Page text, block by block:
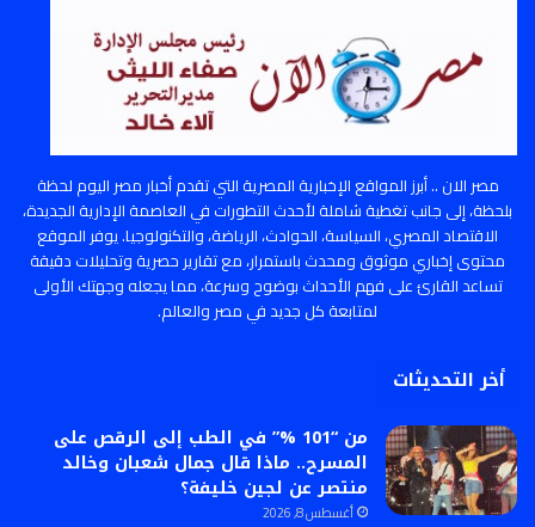
مصر الان .. أبرز المواقع الإخبارية المصرية التي تقدم أخبار مصر اليوم لحظة
بلحظة، إلى جانب تغطية شاملة لأحدث التطورات في العاصمة الإدارية الجديدة،
الاقتصاد المصري، السياسة، الحوادث، الرياضة، والتكنولوجيا. يوفر الموقع
محتوى إخباري موثوق ومحدث باستمرار، مع تقارير حصرية وتحليلات دقيقة
تساعد القارئ على فهم الأحداث بوضوح وسرعة، مما يجعله وجهتك الأولى
لمتابعة كل جديد في مصر والعالم.
أخر التحديثات
من “101 %” في الطب إلى الرقص على
المسرح.. ماذا قال جمال شعبان وخالد
منتصر عن لجين خليفة؟
أغسطس 8, 2026